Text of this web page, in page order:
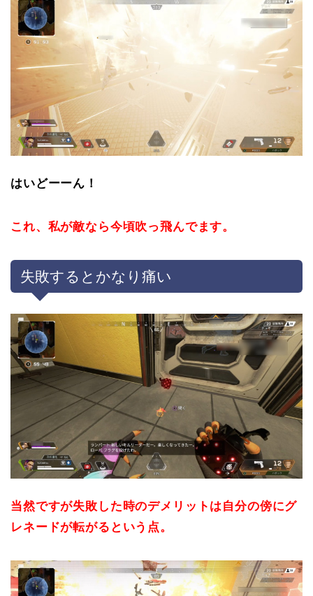
はいどーーん！
これ、私が敵なら今頃吹っ飛んでます。
失敗するとかなり痛い
当然ですが失敗した時のデメリットは自分の傍にグ
レネードが転がるという点。